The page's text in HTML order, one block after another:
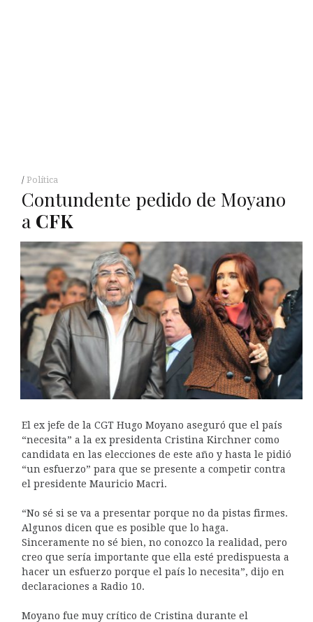
Política
Contundente pedido de Moyano
a CFK
El ex jefe de la CGT Hugo Moyano aseguró que el país
“necesita” a la ex presidenta Cristina Kirchner como
candidata en las elecciones de este año y hasta le pidió
“un esfuerzo” para que se presente a competir contra
el presidente Mauricio Macri.
“No sé si se va a presentar porque no da pistas firmes.
Algunos dicen que es posible que lo haga.
Sinceramente no sé bien, no conozco la realidad, pero
creo que sería importante que ella esté predispuesta a
hacer un esfuerzo porque el país lo necesita”, dijo en
declaraciones a Radio 10.
Moyano fue muy crítico de Cristina durante el